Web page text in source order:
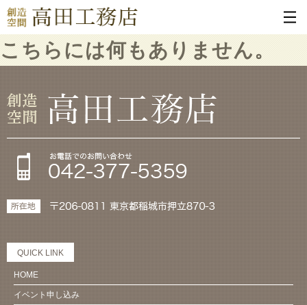
こちらには何もありません。
QUICK LINK
HOME
イベント申し込み